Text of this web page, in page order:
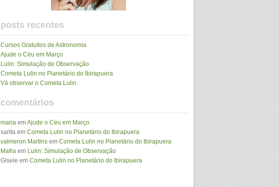
posts recentes
Cursos Gratuitos de Astronomia
Ajude o Céu em Março
Lulin: Simulação de Observação
Cometa Lulin no Planetário do Ibirapuera
Vá observar o Cometa Lulin
comentários
maria emAjude o Céu em Março
sarita em Cometa Lulin no Planetário do Ibirapuera
valmeron Martins em Cometa Lulin no Planetário do Ibirapuera
Mafra em Lulin: Simulação de Observação
Gisele em Cometa Lulin no Planetário do Ibirapuera